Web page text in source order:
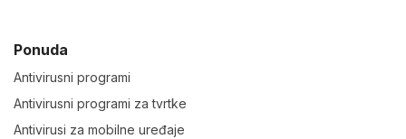
Ponuda
Antivirusni programi
Antivirusni programi za tvrtke
Antivirusi za mobilne uređaje